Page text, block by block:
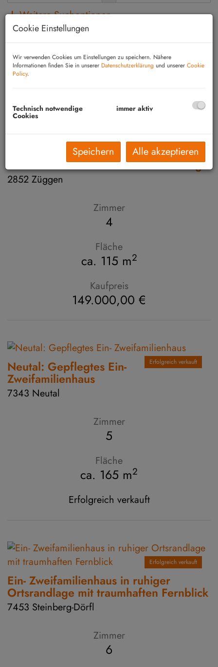
Weitere Suchoptionen
Filter zurücksetzen
Hochneukirchen: Bezugsfertiges
Wohnhaus in traumhafter Aussichtslage
2852 Züggen
Zimmer
4
Fläche
ca. 115 m2
Kaufpreis
149.000,00 €
Erfolgreich verkauft
Neutal: Gepflegtes Ein-
Zweifamilienhaus
7343 Neutal
Zimmer
5
Fläche
ca. 165 m2
Erfolgreich verkauft
Erfolgreich verkauft
Ein- Zweifamilienhaus in ruhiger
Ortsrandlage mit traumhaften Fernblick
7453 Steinberg-Dörfl
Zimmer
6
Cookie Einstellungen
Wir verwenden Cookies um Einstellungen zu speichern. Nähere
Informationen finden Sie in unserer Datenschutzerklärung und unserer Cookie
Policy.
Technisch notwendige
Cookies
immer aktiv
Speichern Alle akzeptieren